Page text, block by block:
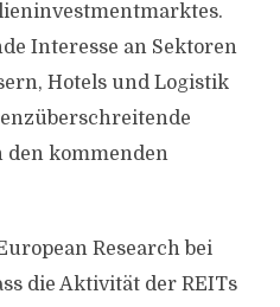
Interesse an Sektoren
Hotels und Logistik
kommenden
Research bei
die Aktivität der REITs